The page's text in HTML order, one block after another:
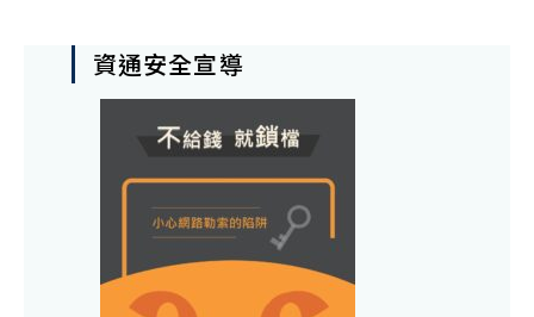
資通安全宣導